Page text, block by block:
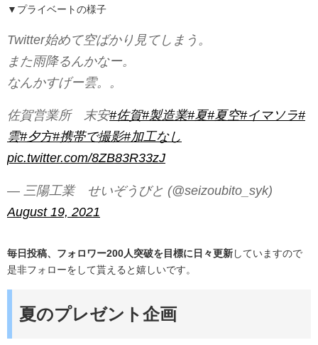
▼プライベートの様子
Twitter始めて空ばかり見てしまう。
また雨降るんかなー。
なんかすげー雲。。
佐賀営業所 末安#佐賀#製造業#夏#夏空#イマソラ#
雲#夕方#携帯で撮影#加工なし
pic.twitter.com/8ZB83R33zJ
— 三陽工業 せいぞうびと (@seizoubito_syk)
August 19, 2021
毎日投稿、フォロワー200人突破を目標に日々更新していますので
是非フォローをして貰えると嬉しいです。
夏のプレゼント企画